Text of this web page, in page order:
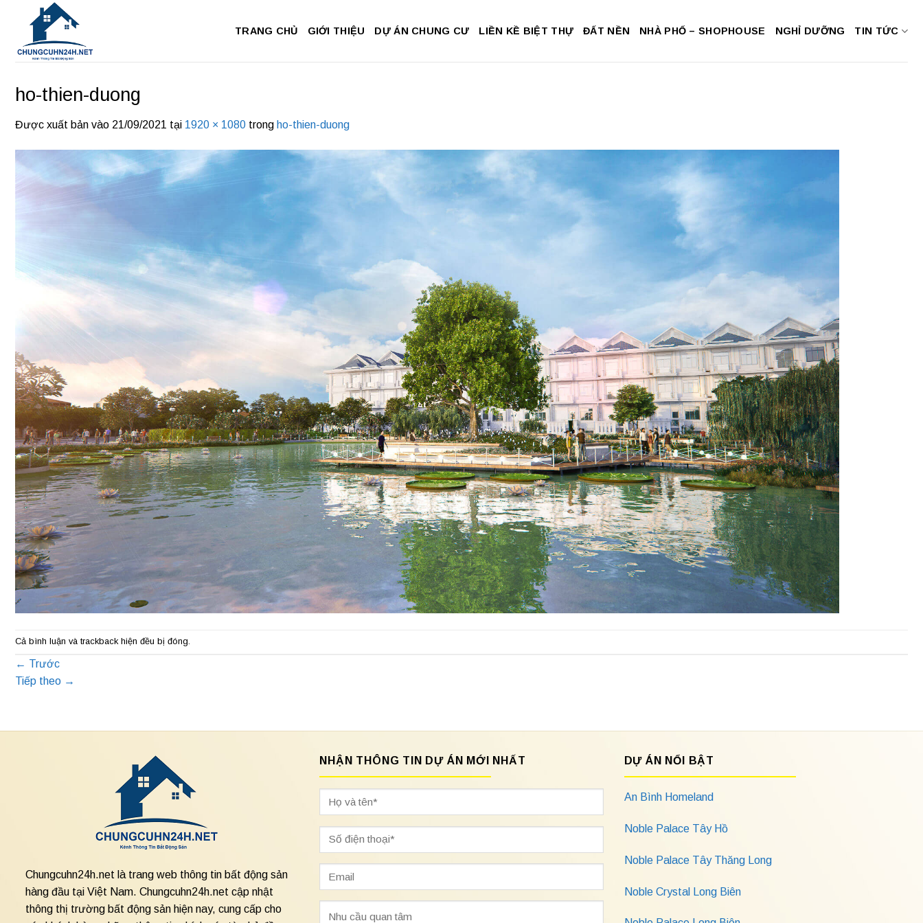
dung
TRANG CHỦ GIỚI THIỆU DỰ ÁN CHUNG CƯ LIỀN KỀ BIỆT THỰ ĐẤT NỀN NHÀ PHỐ – SHOPHOUSE NGHỈ DƯỠNG TIN TỨC
ho-thien-duong
Được xuất bản vào 21/09/2021 tại 1920 × 1080 trong ho-thien-duong
Cả bình luận và trackback hiện đều bị đóng.
← Trước
Tiếp theo →
Chungcuhn24h.net là trang web thông tin bất động sản
hàng đầu tại Việt Nam. Chungcuhn24h.net cập nhật
thông thị trường bất động sản hiện nay, cung cấp cho
NHẬN THÔNG TIN DỰ ÁN MỚI NHẤT DỰ ÁN NỔI BẬT
An Bình Homeland
Noble Palace Tây Hồ
Noble Palace Tây Thăng Long
Noble Crystal Long Biên